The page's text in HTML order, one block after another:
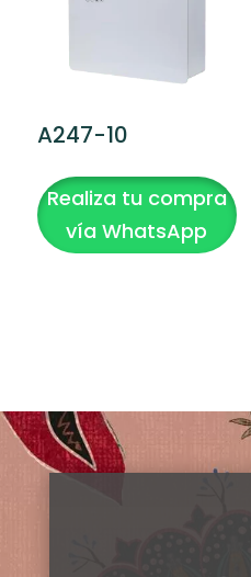
A247-10
Realiza tu compra
vía WhatsApp